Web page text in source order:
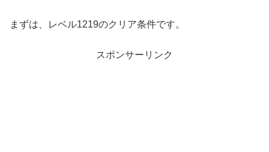
まずは、レベル1219のクリア条件です。
スポンサーリンク